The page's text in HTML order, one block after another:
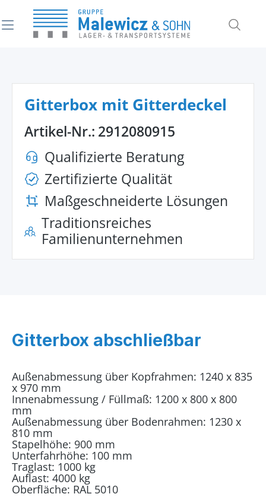
springen
Gitterbox mit Gitterdeckel
Artikel-Nr.: 2912080915
Qualifizierte Beratung
Zertifizierte Qualität
Maßgeschneiderte Lösungen
Traditionsreiches
Familienunternehmen
Gitterbox abschließbar
Außenabmessung über Kopfrahmen: 1240 x 835
x 970 mm
Innenabmessung / Füllmaß: 1200 x 800 x 800
mm
Außenabmessung über Bodenrahmen: 1230 x
810 mm
Stapelhöhe: 900 mm
Unterfahrhöhe: 100 mm
Traglast: 1000 kg
Auflast: 4000 kg
Oberfläche: RAL 5010